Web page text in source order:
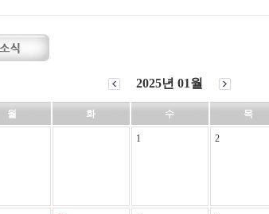
2025년 01월
월 화 수 목
1 2